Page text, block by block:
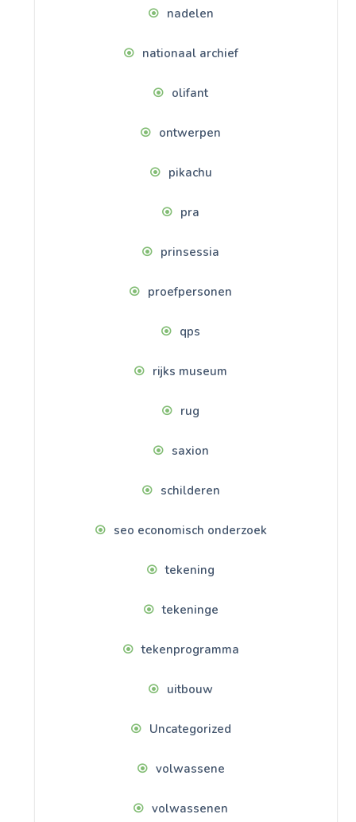
nadelen
nationaal archief
olifant
ontwerpen
pikachu
pra
prinsessia
proefpersonen
qps
rijks museum
rug
saxion
schilderen
seo economisch onderzoek
tekening
tekeninge
tekenprogramma
uitbouw
Uncategorized
volwassene
volwassenen